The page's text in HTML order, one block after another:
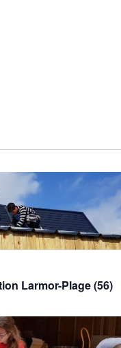
Larmor-Plage (56)